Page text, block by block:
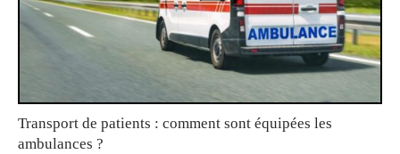
Transport de patients : comment sont équipées les
ambulances ?